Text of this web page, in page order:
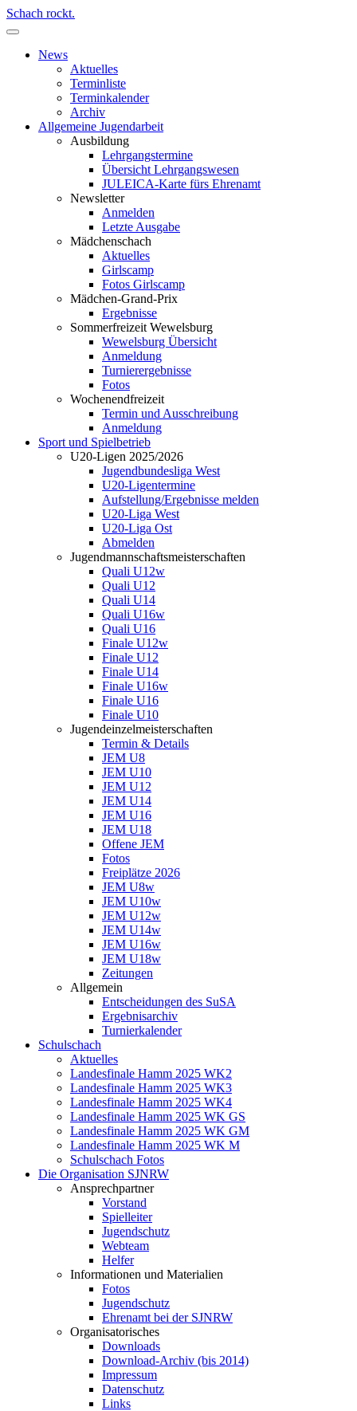
Schach rockt.
News
Aktuelles
Terminliste
Terminkalender
Archiv
Allgemeine Jugendarbeit
Ausbildung
Lehrgangstermine
Übersicht Lehrgangswesen
JULEICA-Karte fürs Ehrenamt
Newsletter
Anmelden
Letzte Ausgabe
Mädchenschach
Aktuelles
Girlscamp
Fotos Girlscamp
Mädchen-Grand-Prix
Ergebnisse
Sommerfreizeit Wewelsburg
Wewelsburg Übersicht
Anmeldung
Turnierergebnisse
Fotos
Wochenendfreizeit
Termin und Ausschreibung
Anmeldung
Sport und Spielbetrieb
U20-Ligen 2025/2026
Jugendbundesliga West
U20-Ligentermine
Aufstellung/Ergebnisse melden
U20-Liga West
U20-Liga Ost
Abmelden
Jugendmannschaftsmeisterschaften
Quali U12w
Quali U12
Quali U14
Quali U16w
Quali U16
Finale U12w
Finale U12
Finale U14
Finale U16w
Finale U16
Finale U10
Jugendeinzelmeisterschaften
Termin & Details
JEM U8
JEM U10
JEM U12
JEM U14
JEM U16
JEM U18
Offene JEM
Fotos
Freiplätze 2026
JEM U8w
JEM U10w
JEM U12w
JEM U14w
JEM U16w
JEM U18w
Zeitungen
Allgemein
Entscheidungen des SuSA
Ergebnisarchiv
Turnierkalender
Schulschach
Aktuelles
Landesfinale Hamm 2025 WK2
Landesfinale Hamm 2025 WK3
Landesfinale Hamm 2025 WK4
Landesfinale Hamm 2025 WK GS
Landesfinale Hamm 2025 WK GM
Landesfinale Hamm 2025 WK M
Schulschach Fotos
Die Organisation SJNRW
Ansprechpartner
Vorstand
Spielleiter
Jugendschutz
Webteam
Helfer
Informationen und Materialien
Fotos
Jugendschutz
Ehrenamt bei der SJNRW
Organisatorisches
Downloads
Download-Archiv (bis 2014)
Impressum
Datenschutz
Links